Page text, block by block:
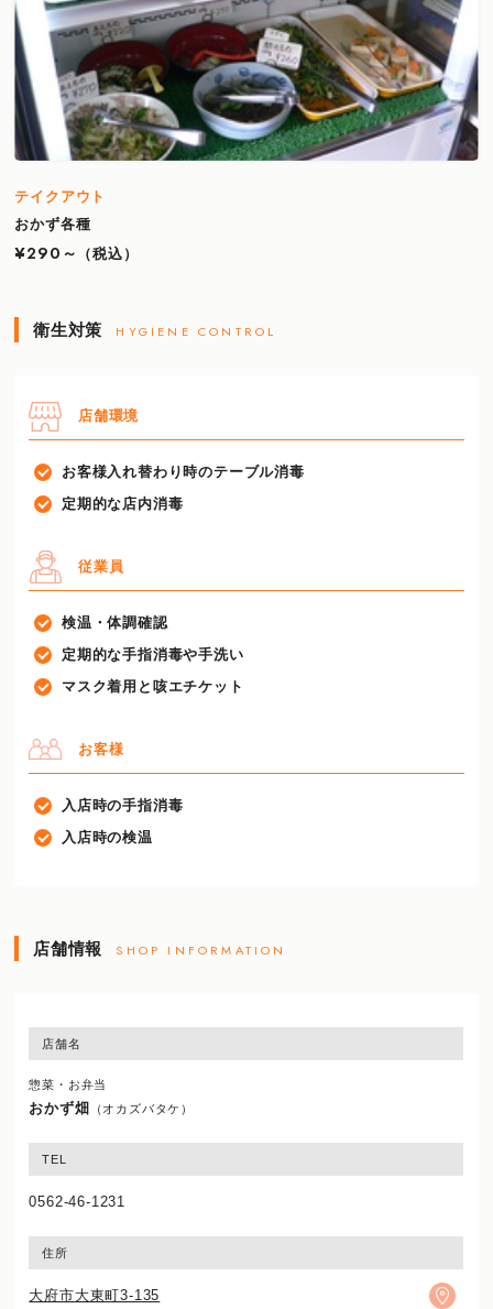
テイクアウト
おかず各種
¥290～
（税込）
衛生対策 HYGIENE CONTROL
店舗環境
お客様入れ替わり時のテーブル消毒
定期的な店内消毒
従業員
検温・体調確認
定期的な手指消毒や手洗い
マスク着用と咳エチケット
お客様
入店時の手指消毒
入店時の検温
店舗情報 SHOP INFORMATION
店舗名
惣菜・お弁当
おかず畑 （オカズバタケ）
TEL
0562-46-1231
住所
大府市大東町3-135